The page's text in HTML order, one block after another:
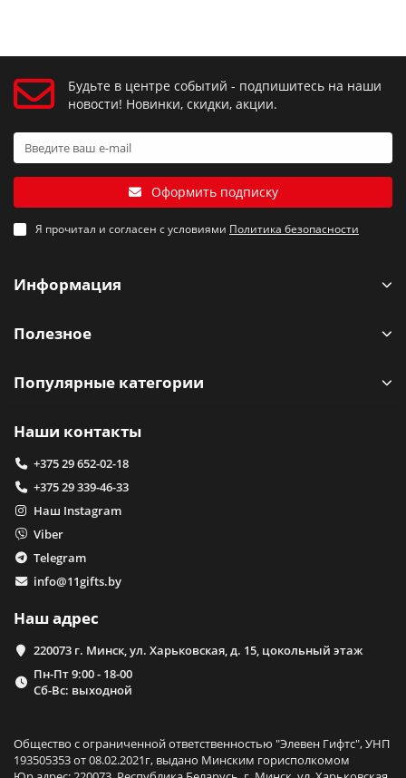
Будьте в центре событий - подпишитесь на наши
новости! Новинки, скидки, акции.
Оформить подписку
Я прочитал и согласен с условиями Политика безопасности
Информация
Полезное
Популярные категории
Наши контакты
+375 29 652-02-18
+375 29 339-46-33
Наш Instagram
Viber
Telegram
info@11gifts.by
Наш адрес
220073 г. Минск, ул. Харьковская, д. 15, цокольный этаж
Пн-Пт 9:00 - 18-00
Сб-Вс: выходной
Общество с ограниченной ответственностью "Элевен Гифтс", УНП
193505353 от 08.02.2021г, выдано Минским горисполкомом